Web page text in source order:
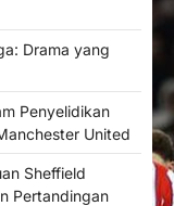
Drama yang
Penyelidikan
United
Sheffield
Pertandingan